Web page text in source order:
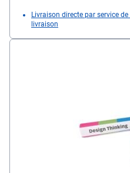
Livraison directe par service
livraison